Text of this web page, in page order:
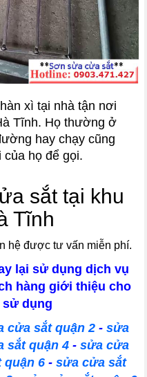
xì tại nhà tận nơi
Tĩnh. Họ thường ở
hay chạy cũng
của họ để gọi.
sắt tại khu
Tĩnh
hệ được tư vấn miễn phí.
lại sử dụng dịch vụ
hàng giới thiệu cho
dụng
cửa sắt quận 2- sửa
sắt quận 4- sửa cửa
quận 6 - sửa cửa sắt